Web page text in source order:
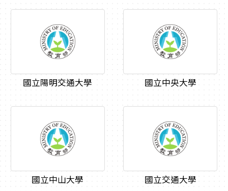
國立陽明交通大學 國立中央大學
國立中山大學 國立交通大學